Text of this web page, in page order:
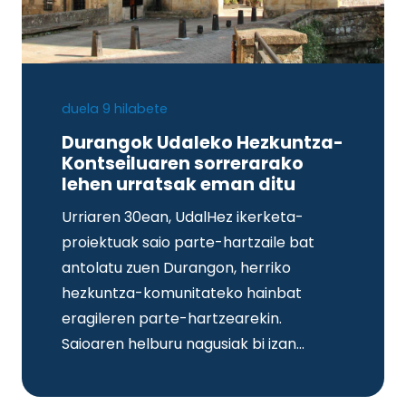
duela 9 hilabete
Durangok Udaleko Hezkuntza-
Kontseiluaren sorrerarako
lehen urratsak eman ditu
Urriaren 30ean, UdalHez ikerketa-
proiektuak saio parte-hartzaile bat
antolatu zuen Durangon, herriko
hezkuntza-komunitateko hainbat
eragileren parte-hartzearekin.
Saioaren helburu nagusiak bi izan…